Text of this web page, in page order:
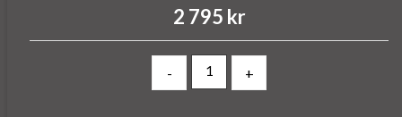
2 795 kr
- +